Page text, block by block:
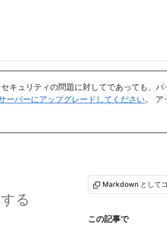
キュリティの問題に対してであっても、
ーバーにアップグレードしてください。 ア
る
Markdown として
この記事で